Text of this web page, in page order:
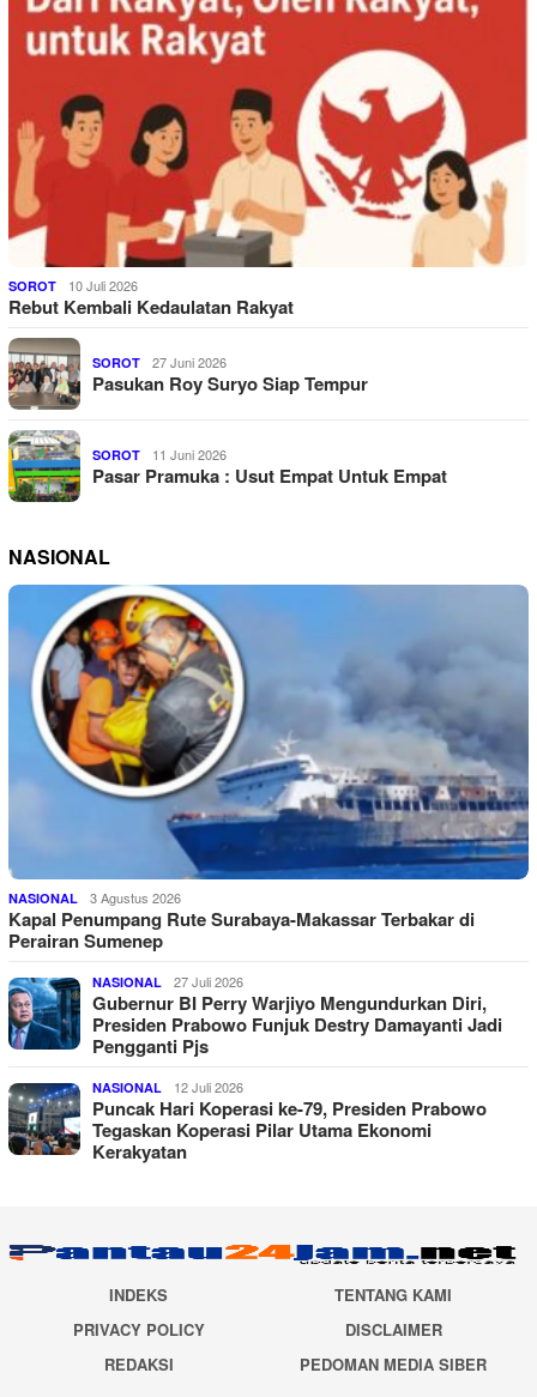
SOROT 10 Juli 2026
Rebut Kembali Kedaulatan Rakyat
SOROT 27 Juni 2026
Pasukan Roy Suryo Siap Tempur
SOROT 11 Juni 2026
Pasar Pramuka : Usut Empat Untuk Empat
NASIONAL
NASIONAL 3 Agustus 2026
Kapal Penumpang Rute Surabaya-Makassar Terbakar di
Perairan Sumenep
NASIONAL 27 Juli 2026
Gubernur BI Perry Warjiyo Mengundurkan Diri,
Presiden Prabowo Funjuk Destry Damayanti Jadi
Pengganti Pjs
NASIONAL 12 Juli 2026
Puncak Hari Koperasi ke-79, Presiden Prabowo
Tegaskan Koperasi Pilar Utama Ekonomi
Kerakyatan
INDEKS
TENTANG KAMI
PRIVACY POLICY
DISCLAIMER
REDAKSI
PEDOMAN MEDIA SIBER